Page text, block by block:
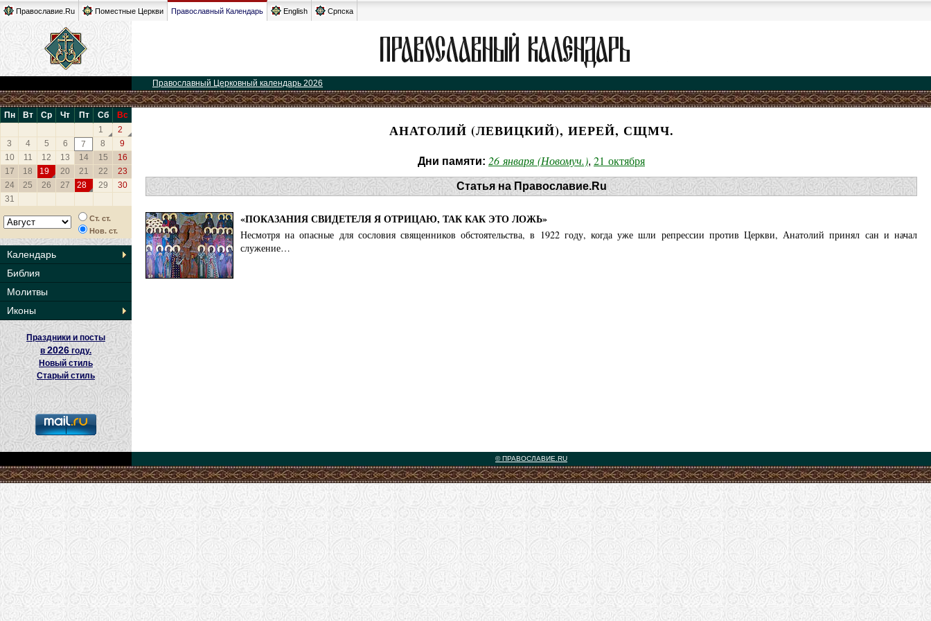
Православие.Ru Поместные Церкви Православный Календарь English Српска
Православный Церковный календарь 2026
Пн Вт Ср Чт Пт Сб
Вс
1
2
3
4 5 6 7 8
9
10
11 12 13 14 15
16
17
18 19 20 21 22
23
24
25 26 27 28 29
30
31
Ст. ст.
Нов. ст.
Календарь
Библия
Молитвы
Иконы
Праздники и посты
в2026 году.
Новый стиль
Старый стиль
АНАТОЛИЙ (ЛЕВИЦКИЙ), ИЕРЕЙ, СЩМЧ.
Дни памяти: 26 января (Новомуч.), 21 октября
Статья на Православие.Ru
«ПОКАЗАНИЯ СВИДЕТЕЛЯ Я ОТРИЦАЮ, ТАК КАК ЭТО ЛОЖЬ»
Несмотря на опасные для сословия священников обстоятельства, в 1922 году, когда уже шли репрессии против Церкви, Анатолий принял сан и начал
служение…
© ПРАВОСЛАВИЕ.RU